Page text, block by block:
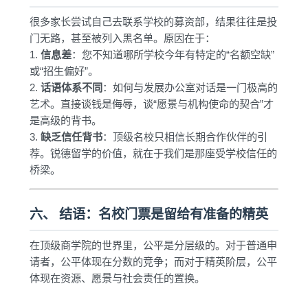
很多家长尝试自己去联系学校的募资部，结果往往是投
门无路，甚至被列入黑名单。原因在于：
1. 信息差：您不知道哪所学校今年有特定的“名额空缺”
或“招生偏好”。
2. 话语体系不同 ：如何与发展办公室对话是一门极高的
艺术。直接谈钱是侮辱，谈“愿景与机构使命的契合”才
是高级的背书。
3. 缺乏信任背书：顶级名校只相信长期合作伙伴的引
荐。锐德留学的价值，就在于我们是那座受学校信任的
桥梁。
六、 结语：名校门票是留给有准备的精英
在顶级商学院的世界里，公平是分层级的。对于普通申
请者，公平体现在分数的竞争；而对于精英阶层，公平
体现在资源、愿景与社会责任的置换。